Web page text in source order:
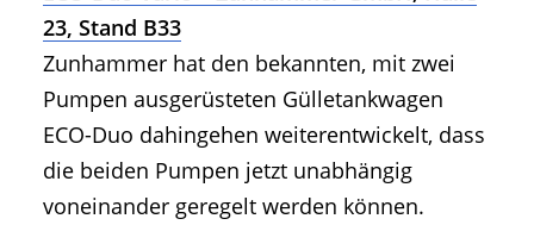
23, Stand B33
Zunhammer hat den bekannten, mit zwei
Pumpen ausgerüsteten Gülletankwagen
ECO-Duo dahingehen weiterentwickelt, dass
die beiden Pumpen jetzt unabhängig
voneinander geregelt werden können.